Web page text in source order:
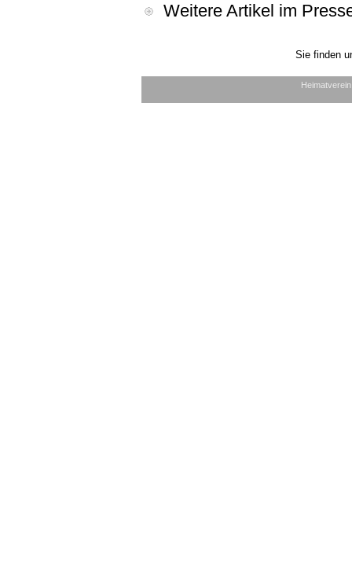
Weitere Artikel im
Sie finden